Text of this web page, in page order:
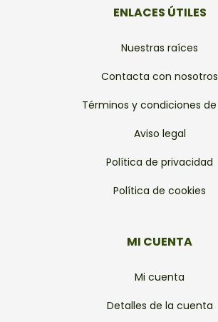
ENLACES ÚTILES
Nuestras raíces
Contacta con nosotros
Términos y condiciones
Aviso legal
Política de privacidad
Política de cookies
MI CUENTA
Mi cuenta
Detalles de la cuenta